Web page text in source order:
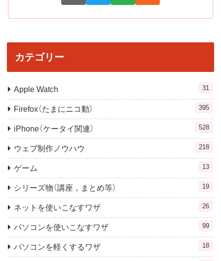
カテゴリー
Apple Watch 31
Firefox（たまにニコ動） 395
iPhone（ケータイ関連） 528
ウェブ制作ノウハウ 218
ゲーム 13
シリーズ物（講座，まとめ等） 19
ネットを使いこなすワザ 26
パソコンを使いこなすワザ 99
パソコンを軽くするワザ 18